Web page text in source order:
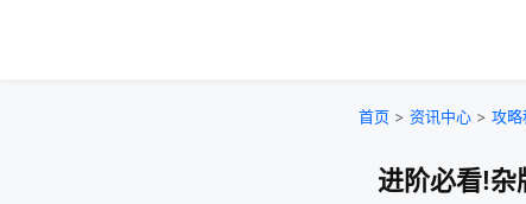
首页 > 资讯中心 > 攻略
进阶必看!杂